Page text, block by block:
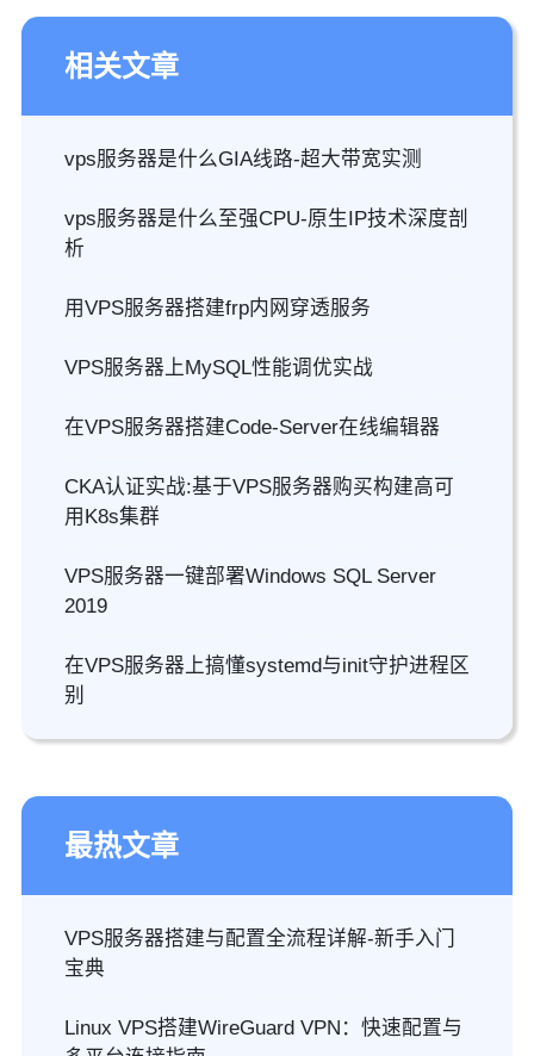
相关文章
vps服务器是什么GIA线路-超大带宽实测
vps服务器是什么至强CPU-原生IP技术深度剖
析
用VPS服务器搭建frp内网穿透服务
VPS服务器上MySQL性能调优实战
在VPS服务器搭建Code-Server在线编辑器
CKA认证实战:基于VPS服务器购买构建高可
用K8s集群
VPS服务器一键部署Windows SQL Server
2019
在VPS服务器上搞懂systemd与init守护进程区
别
最热文章
VPS服务器搭建与配置全流程详解-新手入门
宝典
Linux VPS搭建WireGuard VPN：快速配置与